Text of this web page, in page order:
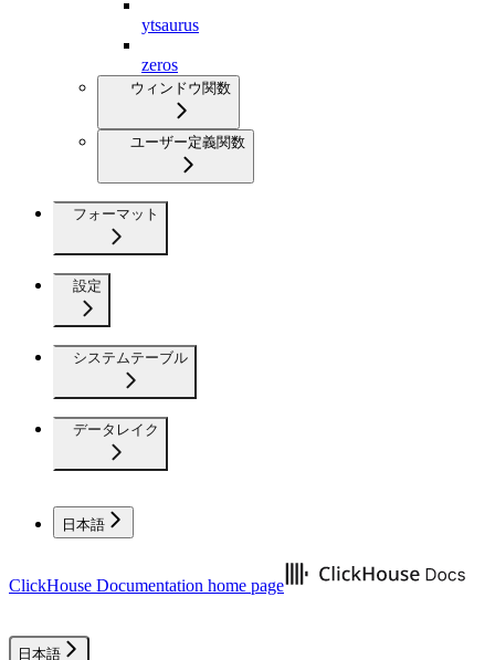
ytsaurus
zeros
ウィンドウ関数
ユーザー定義関数
フォーマット
設定
システムテーブル
データレイク
日本語
ClickHouse Documentation home page
日本語